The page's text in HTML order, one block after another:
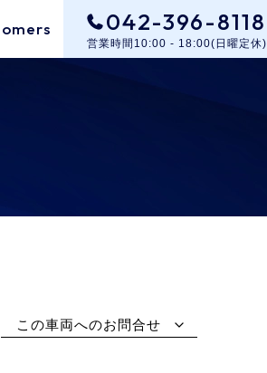
042-396-8118
営業時間10:00 - 18:00(日曜定休)
この車両へのお問合せ